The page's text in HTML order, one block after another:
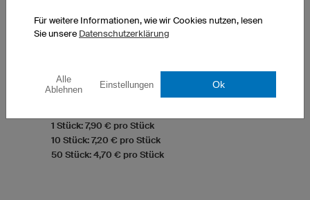
Optimierte Passform Kinder
1 Stück: 7,90 € pro Stück
10 Stück: 7,20 € pro Stück
50 Stück: 4,70 € pro Stück
Für weitere Informationen, wie wir Cookies nutzen, lesen
Sie unsere Datenschutzerklärung
Alle
Ablehnen
Einstellungen Ok